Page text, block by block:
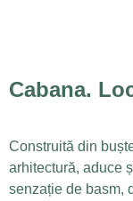
Cabana.
Construită din
arhitectură, aduce
senzație de basm,